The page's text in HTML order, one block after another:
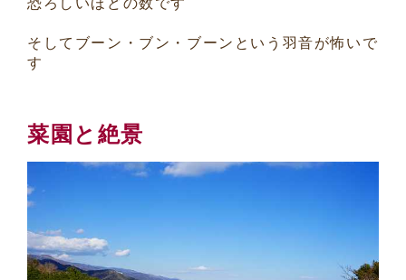
そしてブーン・ブン・ブーンという羽音が怖いで
す
菜園と絶景